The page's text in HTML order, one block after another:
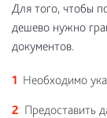
Для того, чтобы
дешево нужно
документов.
Необходимо
Предоставить